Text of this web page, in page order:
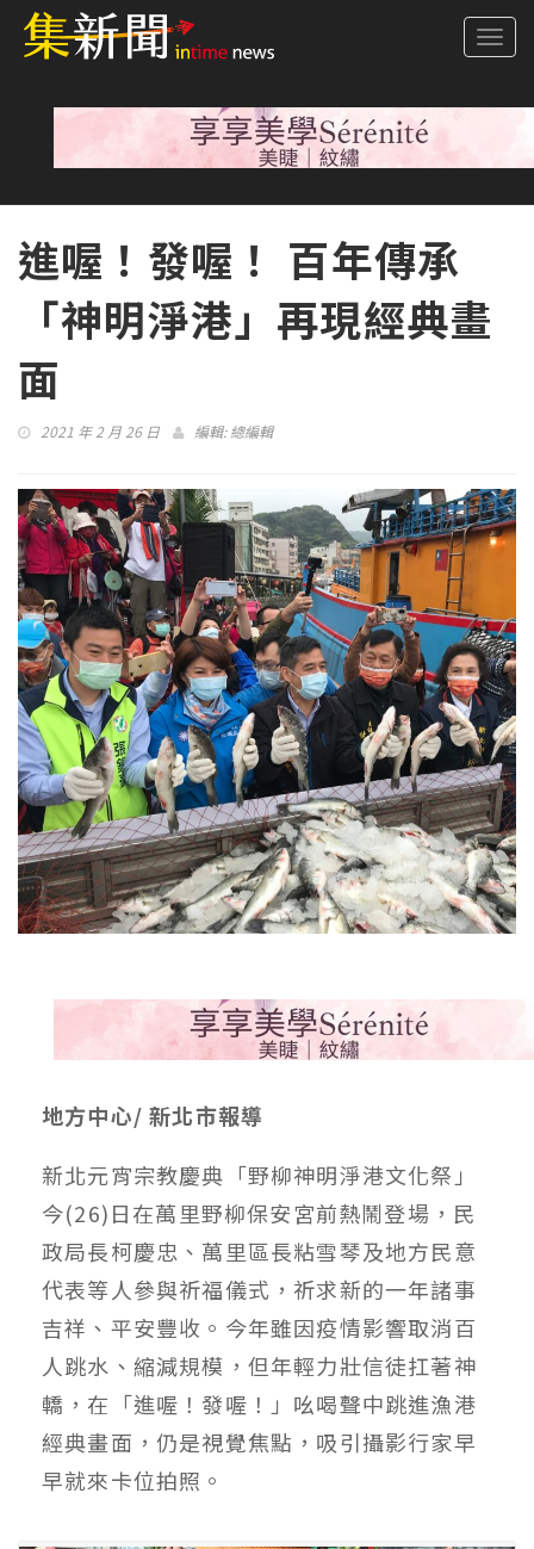
進喔！發喔！ 百年傳承
「神明淨港」再現經典畫
面
2021 年 2 月 26 日 編輯:總編輯
地方中心/ 新北市報導
新北元宵宗教慶典「野柳神明淨港文化祭」
今(26)日在萬里野柳保安宮前熱鬧登場，民
政局長柯慶忠、萬里區長粘雪琴及地方民意
代表等人參與祈福儀式，祈求新的一年諸事
吉祥、平安豐收。今年雖因疫情影響取消百
人跳水、縮減規模，但年輕力壯信徒扛著神
轎，在「進喔！發喔！」吆喝聲中跳進漁港
經典畫面，仍是視覺焦點，吸引攝影行家早
早就來卡位拍照。